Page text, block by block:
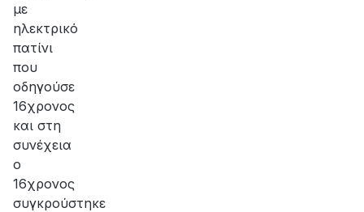
με
ηλεκτρικό
πατίνι
που
οδηγούσε
16χρονος
και στη
συνέχεια
ο
16χρονος
συγκρούστηκε